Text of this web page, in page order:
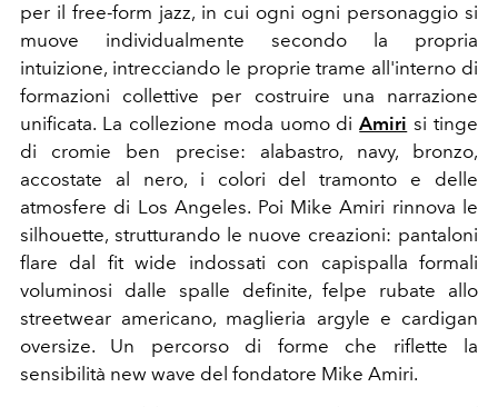
per il free-form jazz, in cui ogni ogni personaggio si
muove individualmente secondo la propria
intuizione, intrecciando le proprie trame all'interno di
formazioni collettive per costruire una narrazione
unificata. La collezione moda uomo diAmiri si tinge
di cromie ben precise: alabastro, navy, bronzo,
accostate al nero, i colori del tramonto e delle
atmosfere di Los Angeles. Poi Mike Amiri rinnova le
silhouette, strutturando le nuove creazioni: pantaloni
flare dal fit wide indossati con capispalla formali
voluminosi dalle spalle definite, felpe rubate allo
streetwear americano, maglieria argyle e cardigan
oversize. Un percorso di forme che riflette la
sensibilità new wave del fondatore Mike Amiri.